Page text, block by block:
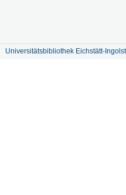
Universitätsbibliothek Eichstätt-